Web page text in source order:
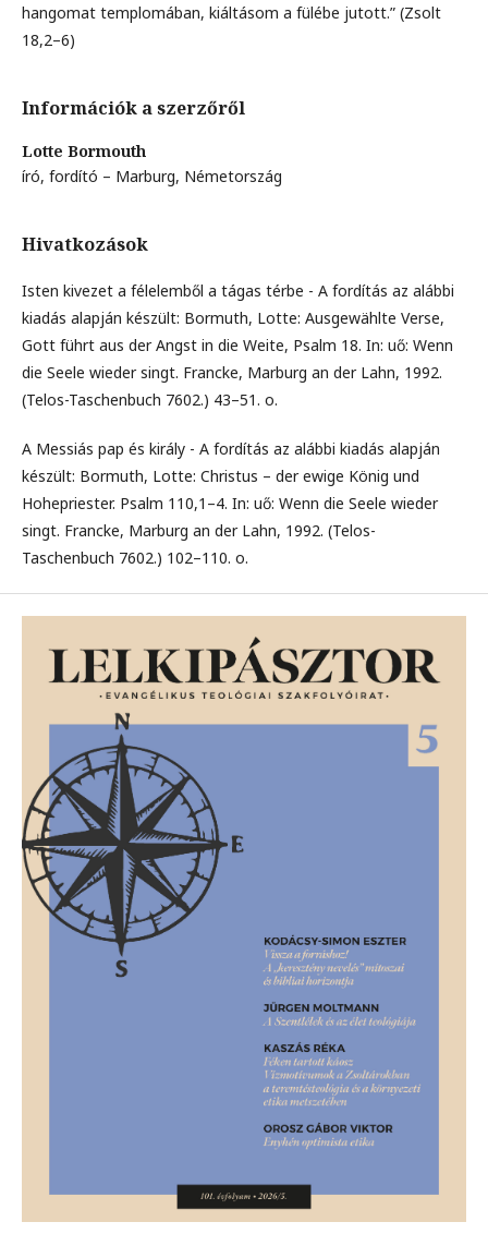
hangomat templomában, kiáltásom a fülébe jutott.” (Zsolt
18,2–6)
Információk a szerzőről
Lotte Bormouth
író, fordító – Marburg, Németország
Hivatkozások
Isten kivezet a félelemből a tágas térbe - A fordítás az alábbi
kiadás alapján készült: Bormuth, Lotte: Ausgewählte Verse,
Gott führt aus der Angst in die Weite, Psalm 18. In: uő: Wenn
die Seele wieder singt. Francke, Marburg an der Lahn, 1992.
(Telos-Taschenbuch 7602.) 43–51. o.
A Messiás pap és király - A fordítás az alábbi kiadás alapján
készült: Bormuth, Lotte: Christus – der ewige König und
Hohepriester. Psalm 110,1–4. In: uő: Wenn die Seele wieder
singt. Francke, Marburg an der Lahn, 1992. (Telos-
Taschenbuch 7602.) 102–110. o.